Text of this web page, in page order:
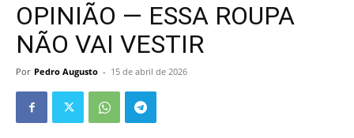
OPINIÃO — ESSA ROUPA
NÃO VAI VESTIR
Por Pedro Augusto - 15 de abril de 2026